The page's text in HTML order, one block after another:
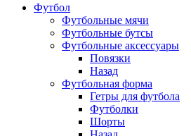
Футбол
Футбольные мячи
Футбольные бутсы
Футбольные аксессуары
Повязки
Назад
Футбольная форма
Гетры для футбола
Футболки
Шорты